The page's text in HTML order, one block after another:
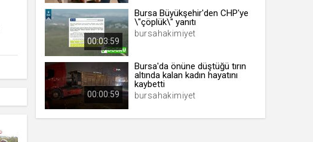
00:03:59
Bursa Büyükşehir'den CHP'ye
\"çöplük\" yanıtı
bursahakimiyet
00:00:59
Bursa'da önüne düştüğü tırın
altında kalan kadın hayatını
kaybetti
bursahakimiyet